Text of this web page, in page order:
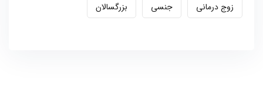
زوج درمانی جنسی بزرگسالان